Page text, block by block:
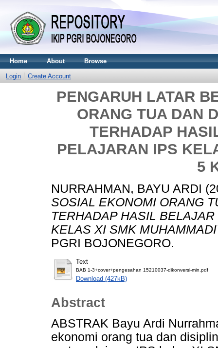
Home About Browse
Login Create Account
PENGARUH LATAR
ORANG TUA DAN
TERHADAP
PELAJARAN IPS
5
NURRAHMAN, BAYU ARDI
SOSIAL EKONOMI ORANG
TERHADAP HASIL
KELAS XI SMK
PGRI BOJONEGORO.
Text
BAB 1-3+cover+pengesahan 15210037-dikonversi-min.pdf
Download (427kB)
Abstract
ABSTRAK Bayu Ardi
ekonomi orang tua dan